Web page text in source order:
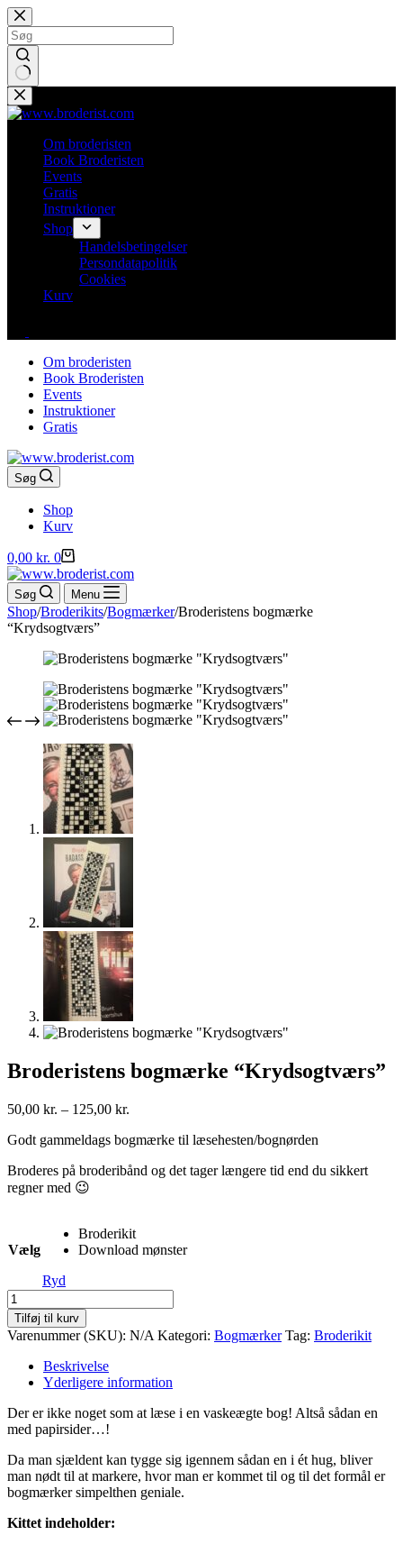
Fortsæt
til
indhold
Ingen
resultater
Om broderisten
Book Broderisten
Events
Gratis
Instruktioner
Shop
Handelsbetingelser
Persondatapolitik
Cookies
Kurv
Om broderisten
Book Broderisten
Events
Instruktioner
Gratis
Søg
Shop
Kurv
Indkøbskurv
0,00 kr. 0
Søg Menu
Shop/Broderikits/Bogmærker/Broderistens bogmærke
“Krydsogtværs”
Broderistens bogmærke “Krydsogtværs”
50,00 kr. – 125,00 kr.
til
Godt gammeldags bogmærke til læsehesten/bognørden
Broderes på broderibånd og det tager længere tid end du sikkert
regner med 😉
Vælg
Broderikit
Download mønster
Ryd
Broderistens
bogmærke
"Krydsogtværs"
antal
Tilføj til kurv
Varenummer (SKU): N/A Kategori: Bogmærker Tag: Broderikit
Beskrivelse
Yderligere information
Der er ikke noget som at læse i en vaskeægte bog! Altså sådan en
med papirsider…!
Da man sjældent kan tygge sig igennem sådan en i ét hug, bliver
man nødt til at markere, hvor man er kommet til og til det formål er
bogmærker simpelthen geniale.
Kittet indeholder: